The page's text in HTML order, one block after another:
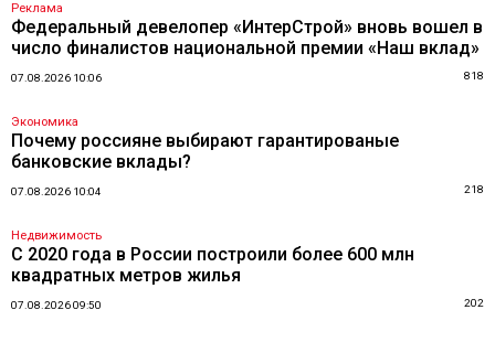
Реклама
Федеральный девелопер «ИнтерСтрой» вновь вошел в
число финалистов национальной премии «Наш вклад»
07.08.2026 10:06 818
Экономика
Почему россияне выбирают гарантированые
банковские вклады?
07.08.2026 10:04 218
Недвижимость
С 2020 года в России построили более 600 млн
квадратных метров жилья
07.08.2026 09:50 202